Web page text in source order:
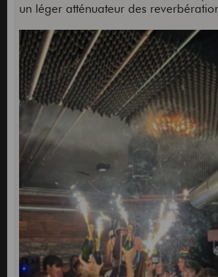
un léger atténuateur des